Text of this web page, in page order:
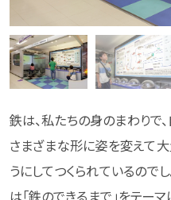
鉄は、私たちの身のまわりで
さまざまな形に姿を変えて
うにしてつくられているので
は「鉄のできるまで」をテー